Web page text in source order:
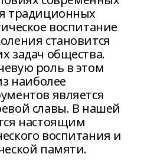
традиционных
воспитание
становится
задач общества.
роль в этом
наиболее
является
славы. В нашей
настоящим
воспитания и
памяти.